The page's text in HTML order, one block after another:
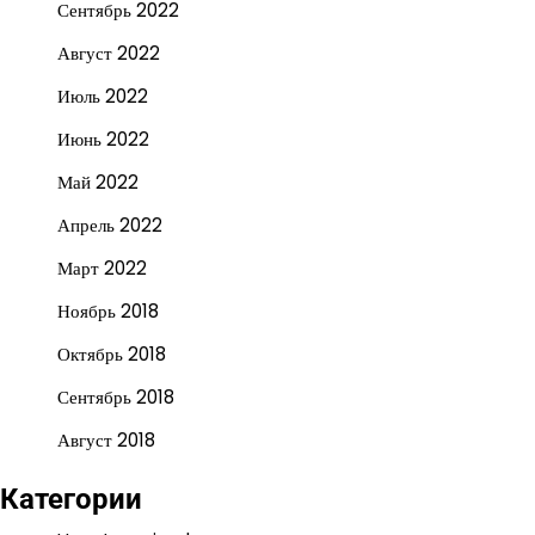
Сентябрь 2022
Август 2022
Июль 2022
Июнь 2022
Май 2022
Апрель 2022
Март 2022
Ноябрь 2018
Октябрь 2018
Сентябрь 2018
Август 2018
Категории